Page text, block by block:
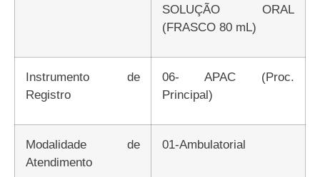
SOLUÇÃO ORAL
(FRASCO 80 mL)
Instrumento de
Registro
06- APAC (Proc.
Principal)
Modalidade de
Atendimento
01-Ambulatorial